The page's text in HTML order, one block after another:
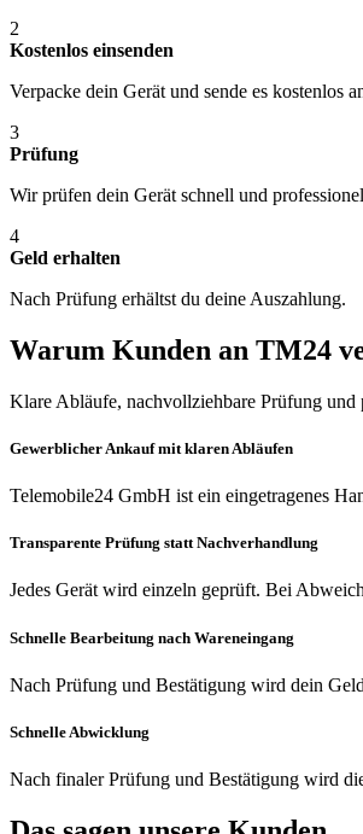
2
Kostenlos einsenden
Verpacke dein Gerät und sende es kostenlos
3
Prüfung
Wir prüfen dein Gerät schnell und
4
Geld erhalten
Nach Prüfung erhältst du deine Auszahlung.
Warum Kunden an TM24
Klare Abläufe, nachvollziehbare Prüfung und
Gewerblicher Ankauf mit klaren Abläufen
Telemobile24 GmbH ist ein eingetragenes
Transparente Prüfung statt Nachverhandlung
Jedes Gerät wird einzeln geprüft. Bei
Schnelle Bearbeitung nach Wareneingang
Nach Prüfung und Bestätigung wird dein
Schnelle Abwicklung
Nach finaler Prüfung und Bestätigung wird